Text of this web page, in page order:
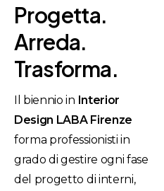
Progetta.
Arreda.
Trasforma.
Il biennio in Interior
Design LABA Firenze
forma professionisti in
grado di gestire ogni fase
del progetto di interni,